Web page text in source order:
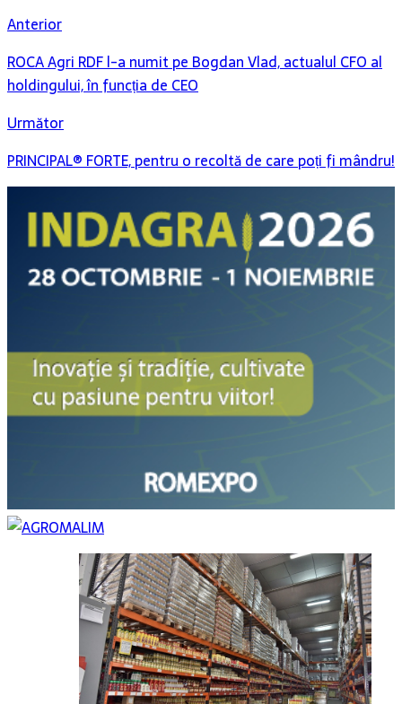
Anterior
ROCA Agri RDF l-a numit pe Bogdan Vlad, actualul CFO al
holdingului, în funcția de CEO
Următor
PRINCIPAL® FORTE, pentru o recoltă de care poți fi mândru!